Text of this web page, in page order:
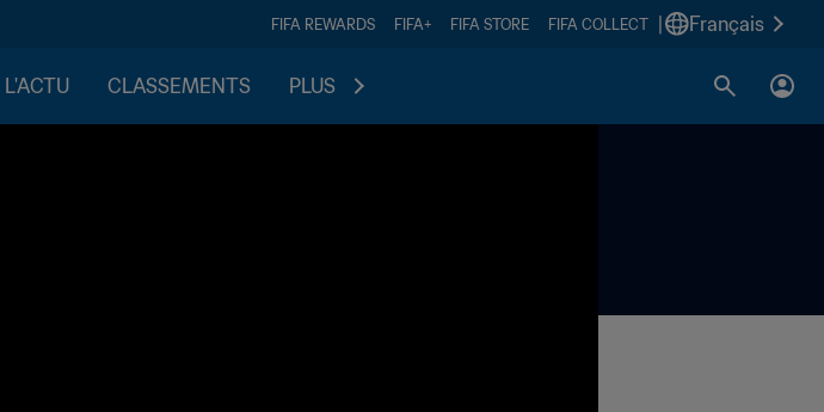
FIFA REWARDS FIFA+ FIFA STORE FIFA COLLECT Français
L'ACTU CLASSEMENTS PLUS